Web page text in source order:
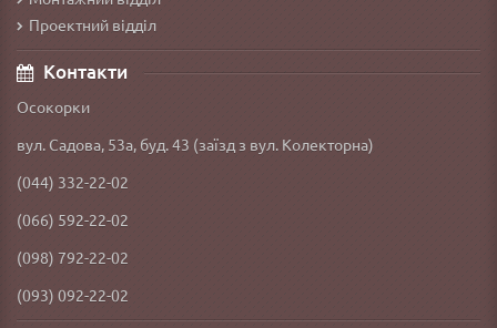
Проектний відділ
Контакти
Осокорки
вул. Садова, 53а, буд. 43 (заїзд з вул. Колекторна)
(044) 332-22-02
(066) 592-22-02
(098) 792-22-02
(093) 092-22-02